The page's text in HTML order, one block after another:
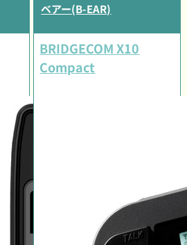
ベアー(B-EAR)
BRIDGECOM X10
Compact